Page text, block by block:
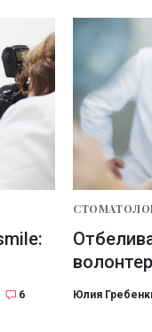
6 Юлия